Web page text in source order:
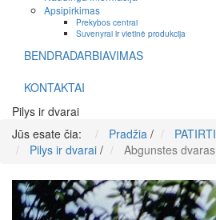
Apsipirkimas
Prekybos centrai
Suvenyrai ir vietinė produkcija
BENDRADARBIAVIMAS
KONTAKTAI
Pilys ir dvarai
Jūs esate čia:
Pradžia / PATIRTI
Pilys ir dvarai / Abgunstes dvaras